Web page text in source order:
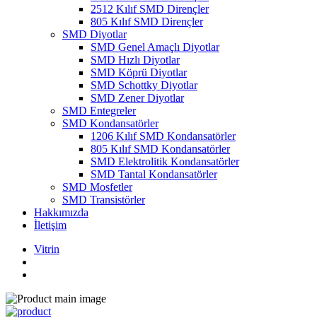
2512 Kılıf SMD Dirençler
805 Kılıf SMD Dirençler
SMD Diyotlar
SMD Genel Amaçlı Diyotlar
SMD Hızlı Diyotlar
SMD Köprü Diyotlar
SMD Schottky Diyotlar
SMD Zener Diyotlar
SMD Entegreler
SMD Kondansatörler
1206 Kılıf SMD Kondansatörler
805 Kılıf SMD Kondansatörler
SMD Elektrolitik Kondansatörler
SMD Tantal Kondansatörler
SMD Mosfetler
SMD Transistörler
Hakkımızda
İletişim
Vitrin